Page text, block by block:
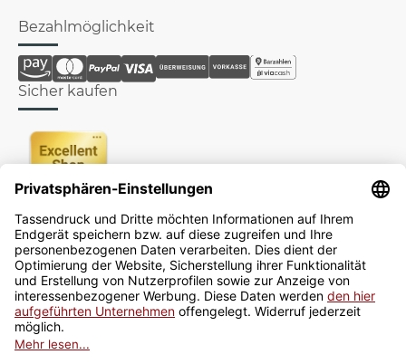
Bezahlmöglichkeit
Sicher kaufen
Newsletter